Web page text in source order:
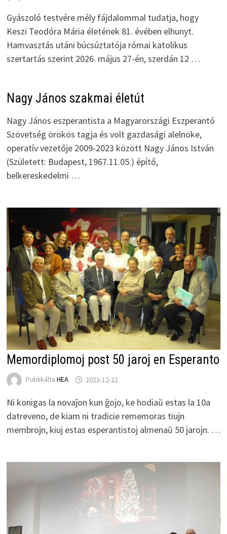
Gyászoló testvére mély fájdalommal tudatja, hogy
Keszi Teodóra Mária életének 81. évében elhunyt.
Hamvasztás utáni búcsúztatója római katolikus
szertartás szerint 2026. május 27-én, szerdán 12 …
Nagy János szakmai életút
Nagy János eszperantista a Magyarországi Eszperantó
Szövetség örökös tagja és volt gazdasági alelnöke,
operatív vezetője 2009-2023 között Nagy János István
(Született: Budapest, 1967.11.05.) építő,
belkereskedelmi …
Memordiplomoj post 50 jaroj en Esperanto
Publikálta HEA 2022-12-22
Ni konigas la novaĵon kun ĝojo, ke hodiaŭ estas la 10a
datreveno, de kiam ni tradicie rememoras tiujn
membrojn, kiuj estas esperantistoj almenaŭ 50 jarojn. …